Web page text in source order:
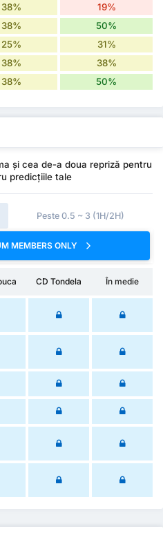
38% 19%
38% 50%
25% 31%
38% 38%
38% 50%
și cea de-a doua repriză pentru
predicțiile tale
Peste 0.5 ~ 3 (1H/2H)
MEMBERS ONLY
CD Tondela În medie